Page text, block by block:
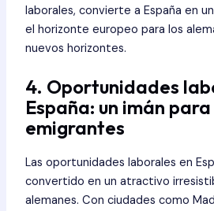
laborales, convierte a España en
el horizonte europeo para los
nuevos horizontes.
4. Oportunidades
España: un imán
emigrantes
Las oportunidades laborales en
convertido en un atractivo
alemanes. Con ciudades como